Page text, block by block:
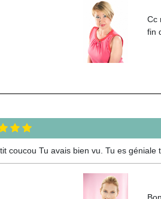
Cc
fin
coucou Tu avais bien vu. Tu es géniale